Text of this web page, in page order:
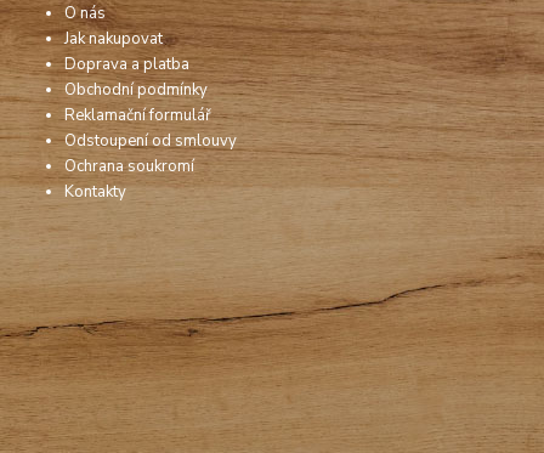
O nás
Jak nakupovat
Doprava a platba
Obchodní podmínky
Reklamační formulář
Odstoupení od smlouvy
Ochrana soukromí
Kontakty